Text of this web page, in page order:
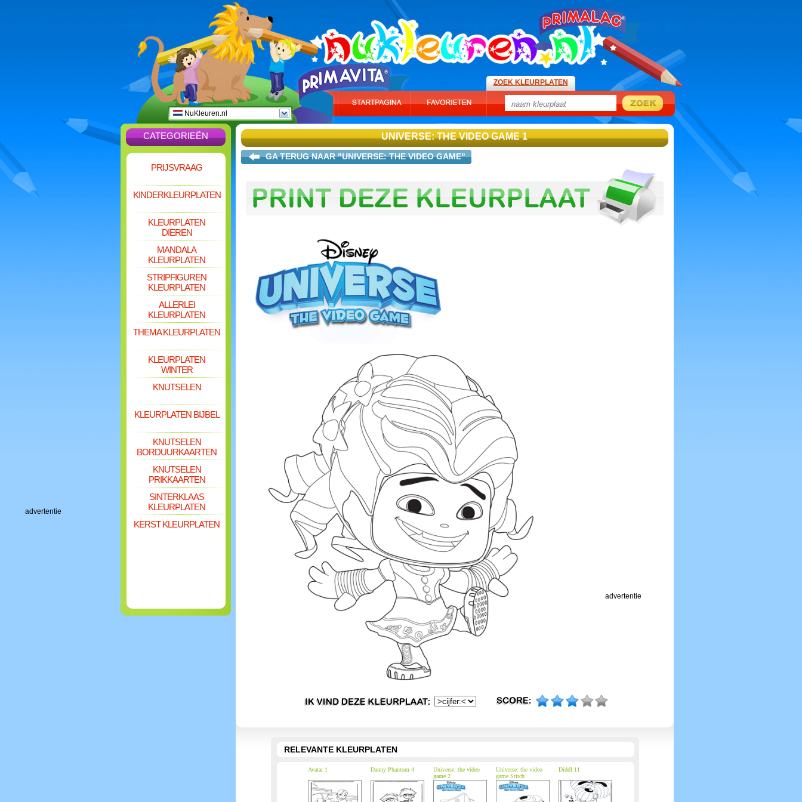
advertentie
NuKleuren.nl
ZOEK KLEURPLATEN
CATEGORIEËN
PRIJSVRAAG
KINDERKLEURPLATEN
KLEURPLATEN
DIEREN
MANDALA
KLEURPLATEN
STRIPFIGUREN
KLEURPLATEN
ALLERLEI
KLEURPLATEN
THEMA KLEURPLATEN
KLEURPLATEN
WINTER
KNUTSELEN
KLEURPLATEN BIJBEL
KNUTSELEN
BORDUURKAARTEN
KNUTSELEN
PRIKKAARTEN
SINTERKLAAS
KLEURPLATEN
KERST KLEURPLATEN
UNIVERSE: THE VIDEO GAME 1
GA TERUG NAAR "UNIVERSE: THE VIDEO GAME"
advertentie
RELEVANTE KLEURPLATEN
Avatar 1 Danny Phantom 4
Universe: the video
game 2
Universe: the video
game Stitch
Diddl 11